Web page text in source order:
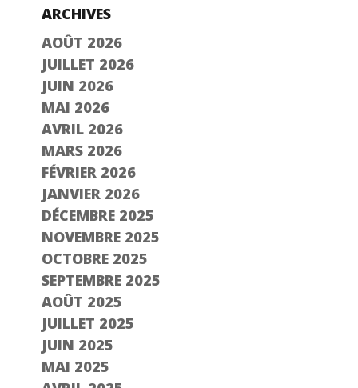
ARCHIVES
AOÛT 2026
JUILLET 2026
JUIN 2026
MAI 2026
AVRIL 2026
MARS 2026
FÉVRIER 2026
JANVIER 2026
DÉCEMBRE 2025
NOVEMBRE 2025
OCTOBRE 2025
SEPTEMBRE 2025
AOÛT 2025
JUILLET 2025
JUIN 2025
MAI 2025